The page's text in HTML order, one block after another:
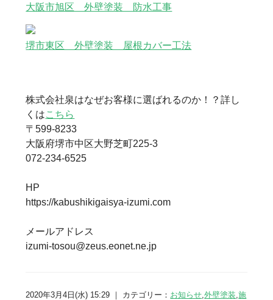
大阪市旭区 外壁塗装 防水工事
堺市東区 外壁塗装 屋根カバー工法
株式会社泉はなぜお客様に選ばれるのか！？詳し
くはこちら
〒599-8233
大阪府堺市中区大野芝町225-3
072-234-6525
HP
https://kabushikigaisya-izumi.com
メールアドレス
izumi-tosou@zeus.eonet.ne.jp
2020年3月4日(水) 15:29 ｜ カテゴリー： お知らせ,外壁塗装,施